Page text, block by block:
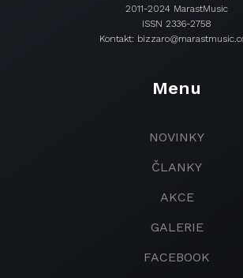
2011-2024 MarastMusic
ISSN 2336-2758
Kontakt:
Menu
NOVINKY
ČLANKY
AKCE
GALERIE
FACEBOOK